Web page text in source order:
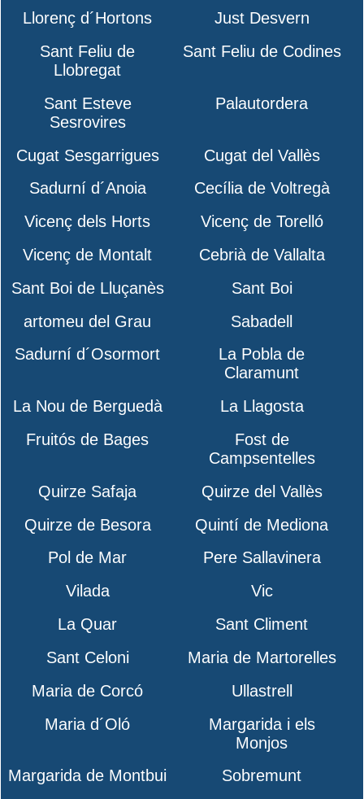
Llorenç d´Hortons
Just Desvern
Sant Feliu de
Llobregat
Sant Feliu de Codines
Sant Esteve
Sesrovires
Palautordera
Cugat Sesgarrigues
Cugat del Vallès
Sadurní d´Anoia
Cecília de Voltregà
Vicenç dels Horts
Vicenç de Torelló
Vicenç de Montalt
Cebrià de Vallalta
Sant Boi de Lluçanès
Sant Boi
artomeu del Grau
Sabadell
Sadurní d´Osormort
La Pobla de
Claramunt
La Nou de Berguedà
La Llagosta
Fruitós de Bages
Fost de
Campsentelles
Quirze Safaja
Quirze del Vallès
Quirze de Besora
Quintí de Mediona
Pol de Mar
Pere Sallavinera
Vilada
Vic
La Quar
Sant Climent
Sant Celoni
Maria de Martorelles
Maria de Corcó
Ullastrell
Maria d´Oló
Margarida i els
Monjos
Margarida de Montbui
Sobremunt